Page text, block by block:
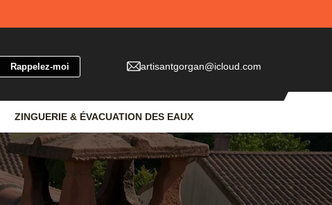
artisantgorgan@icloud.com
ZINGUERIE & ÉVACUATION DES EAUX